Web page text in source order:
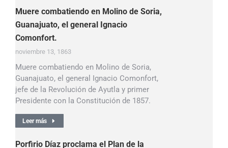
Muere combatiendo en Molino de Soria,
Guanajuato, el general Ignacio
Comonfort.
noviembre 13, 1863
Muere combatiendo en Molino de Soria,
Guanajuato, el general Ignacio Comonfort,
jefe de la Revolución de Ayutla y primer
Presidente con la Constitución de 1857.
Leer más
Porfirio Díaz proclama el Plan de la